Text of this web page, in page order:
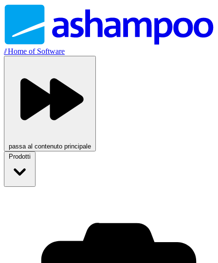
//Home of Software
passa al contenuto principale
Prodotti